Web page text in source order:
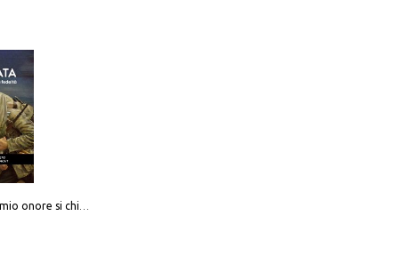
Camerata. Il mio onore si chiama fedeltà